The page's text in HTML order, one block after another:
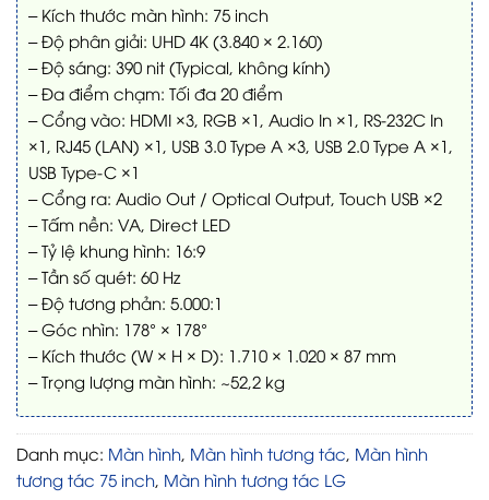
– Kích thước màn hình: 75 inch
– Độ phân giải: UHD 4K (3.840 × 2.160)
– Độ sáng: 390 nit (Typical, không kính)
– Đa điểm chạm: Tối đa 20 điểm
– Cổng vào: HDMI ×3, RGB ×1, Audio In ×1, RS-232C In
×1, RJ45 (LAN) ×1, USB 3.0 Type A ×3, USB 2.0 Type A ×1,
USB Type-C ×1
– Cổng ra: Audio Out / Optical Output, Touch USB ×2
– Tấm nền: VA, Direct LED
– Tỷ lệ khung hình: 16:9
– Tần số quét: 60 Hz
– Độ tương phản: 5.000:1
– Góc nhìn: 178° × 178°
– Kích thước (W × H × D): 1.710 × 1.020 × 87 mm
– Trọng lượng màn hình: ~52,2 kg
Danh mục: Màn hình Màn hình tương tác Màn hình
tương tác 75 inch Màn hình tương tác LG